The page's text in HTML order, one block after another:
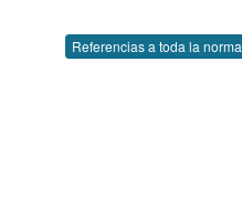
Referencias a toda la norma